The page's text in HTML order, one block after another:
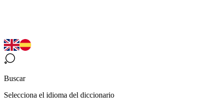
Buscar
Selecciona el idioma del diccionario